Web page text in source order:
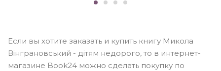
Если вы хотите заказать и купить книгу Микола
Вінграновський - дітям недорого, то в интернет-
магазине Book24 можно сделать покупку по